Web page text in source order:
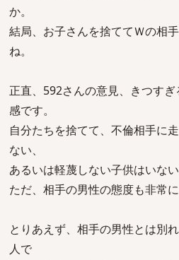
か。
結局、お子さんを捨ててＷの相
ね。
正直、592さんの意見、きつす
感です。
自分たちを捨てて、不倫相手に
ない、
あるいは軽蔑しない子供はいない
ただ、相手の男性の態度も非常に
とりあえず、相手の男性とは別
人で